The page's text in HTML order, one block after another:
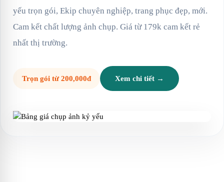
yếu trọn gói, Ekip chuyên nghiệp, trang phục đẹp, mới.
Cam kết chất lượng ảnh chụp. Giá từ 179k cam kết rẻ
nhất thị trường.
Trọn gói từ 200,000đ Xem chi tiết →